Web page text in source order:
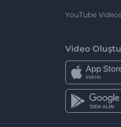
YouTube
Video